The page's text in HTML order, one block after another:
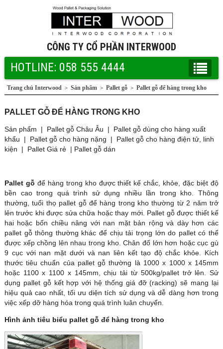
CÔNG TY CỔ PHẦN INTERWOOD
HOTLINE: 058 555 4444
Trang chủ Interwood > Sản phẩm> Pallet gỗ> Pallet gỗ để hàng trong kho
PALLET GỖ ĐỂ HÀNG TRONG KHO
Sản phẩm | Pallet gỗ Châu Âu | Pallet gỗ dùng cho hàng xuất
khẩu | Pallet gỗ cho hàng nặng | Pallet gỗ cho hàng điện tử, linh
kiện | Pallet Giá rẻ| Pallet gỗ dán
Pallet gỗ để hàng trong kho được thiết kế chắc, khỏe, đặc biệt độ
bền cao trong quá trình sử dụng nhiều lần trong kho. Thông
thường, tuổi thọ pallet gỗ để hàng trong kho thường từ 2 năm trở
lên trước khi được sửa chữa hoặc thay mới. Pallet gỗ được thiết kế
hai hoặc bốn chiều nâng với nan mặt bản rộng và dày hơn các
pallet gỗ thông thường khác để chịu tải trọng lớn do pallet có thể
được xếp chồng lên nhau trong kho. Chân đố lớn hơn hoặc cục gù
9 cục với nan mặt dưới và nan liên kết tạo độ chắc khỏe. Kích
thước tiêu chuẩn của pallet gỗ thường là 1000 x 1000 x 145mm
hoặc 1100 x 1100 x 145mm, chịu tải từ 500kg/pallet trở lên. Sử
dụng pallet gỗ kết hợp với hệ thống giá đỡ (racking) sẽ mang lại
hiệu quả cao nhất, tối ưu diện tích sử dụng và dễ dàng hơn trong
việc xếp dỡ hàng hóa trong quá trình luân chuyển.
Hình ảnh tiêu biểu pallet gỗ để hàng trong kho